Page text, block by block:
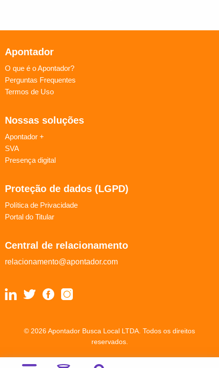
Apontador
O que é o Apontador?
Perguntas Frequentes
Termos de Uso
Nossas soluções
Apontador +
SVA
Presença digital
Proteção de dados (LGPD)
Política de Privacidade
Portal do Titular
Central de relacionamento
relacionamento@apontador.com
© 2026 Apontador Busca Local LTDA. Todos os direitos
reservados.